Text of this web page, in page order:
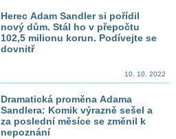
Herec Adam Sandler si pořídil
nový dům. Stál ho v přepočtu
102,5 milionu korun. Podívejte se
dovnitř
10. 10. 2022
Dramatická proměna Adama
Sandlera: Komik výrazně sešel a
za poslední měsíce se změnil k
nepoznání